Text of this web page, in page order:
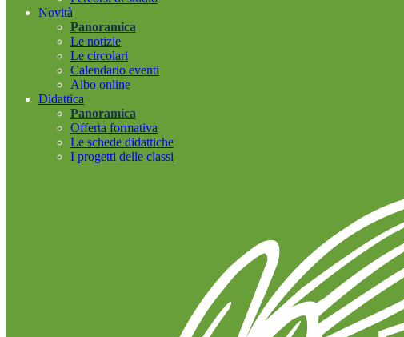
Novità
Panoramica
Le notizie
Le circolari
Calendario eventi
Albo online
Didattica
Panoramica
Offerta formativa
Le schede didattiche
I progetti delle classi